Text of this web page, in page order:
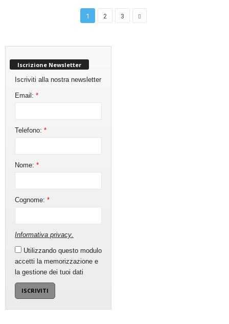
1 2 3
Iscrizione Newsletter
Iscriviti alla nostra newsletter
Email:*
Telefono:*
Nome:*
Cognome:*
Informativa privacy.
Utilizzando questo modulo
accetti la memorizzazione e
la gestione dei tuoi dati